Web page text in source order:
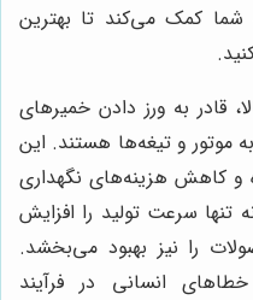
کمک می‌کند تا بهترین
قادر به ورز دادن خمیرهای
موتور و تیغه‌ها هستند. این
و کاهش هزینه‌های نگهداری
تنها سرعت تولید را افزایش
را نیز بهبود می‌بخشد.
انسانی در فرآیند